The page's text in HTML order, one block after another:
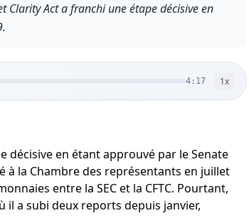
Clarity Act a franchi une étape décisive en
4:17 1x
décisive en étant approuvé par le Senate
à la Chambre des représentants en juillet
entre la SEC et la CFTC. Pourtant,
a subi deux reports depuis janvier,